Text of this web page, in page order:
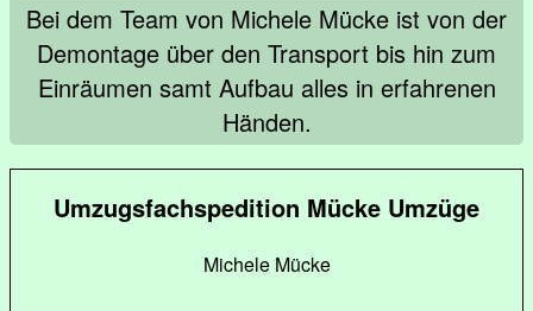
Bei dem Team von Michele Mücke ist von der
Demontage über den Transport bis hin zum
Einräumen samt Aufbau alles in erfahrenen
Händen.
Umzugsfachspedition Mücke Umzüge
Michele Mücke